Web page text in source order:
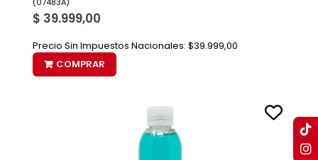
(07483A)
$ 39.999,00
Precio Sin Impuestos Nacionales: $39.999,00
COMPRAR